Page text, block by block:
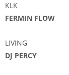
KLK
FERMIN FLOW
LIVING
DJ PERCY